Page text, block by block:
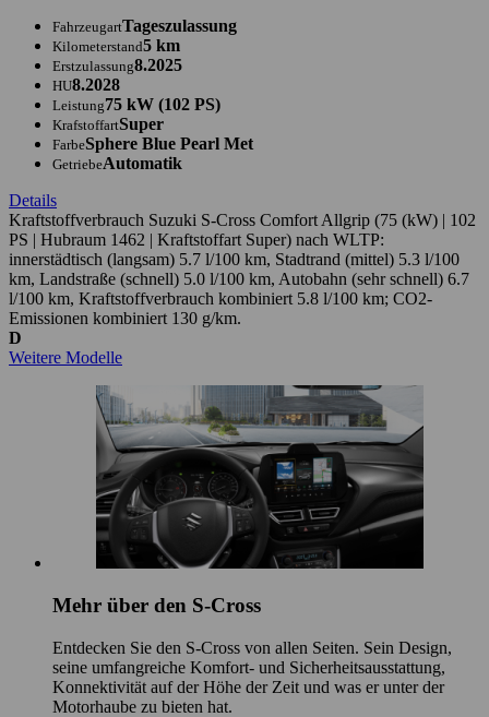
FahrzeugartTageszulassung
Kilometerstand5 km
Erstzulassung8.2025
HU8.2028
Leistung75 kW (102 PS)
KrafstoffartSuper
FarbeSphere Blue Pearl Met
GetriebeAutomatik
Details
Kraftstoffverbrauch Suzuki S-Cross Comfort Allgrip (75 (kW) | 102
PS | Hubraum 1462 | Kraftstoffart Super) nach WLTP:
innerstädtisch (langsam) 5.7 l/100 km, Stadtrand (mittel) 5.3 l/100
km, Landstraße (schnell) 5.0 l/100 km, Autobahn (sehr schnell) 6.7
l/100 km, Kraftstoffverbrauch kombiniert 5.8 l/100 km; CO2-
Emissionen kombiniert 130 g/km.
D
Weitere Modelle
Mehr über den S-Cross
Entdecken Sie den S-Cross von allen Seiten. Sein Design,
seine umfangreiche Komfort- und Sicherheitsausstattung,
Konnektivität auf der Höhe der Zeit und was er unter der
Motorhaube zu bieten hat.